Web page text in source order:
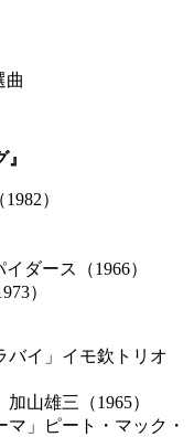
曲
）
ダース（1966）
）
バイ」イモ欽トリオ
山雄三（1965）
」ピート・マック・